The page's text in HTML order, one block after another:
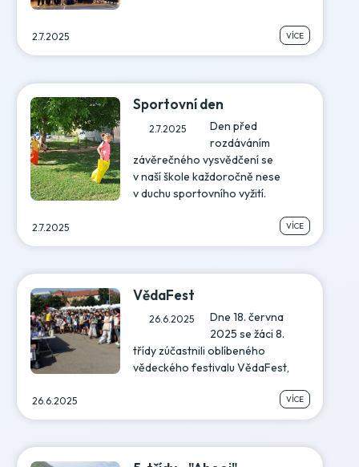
2.7.2025 VÍCE
Sportovní den
2.7.2025
Den před
rozdáváním
závěrečného vysvědčení se
v naší škole každoročně nese
v duchu sportovního vyžití.
2.7.2025 VÍCE
VědaFest
26.6.2025
Dne 18. června
2025 se žáci 8.
třídy zúčastnili oblíbeného
vědeckého festivalu VědaFest,
26.6.2025 VÍCE